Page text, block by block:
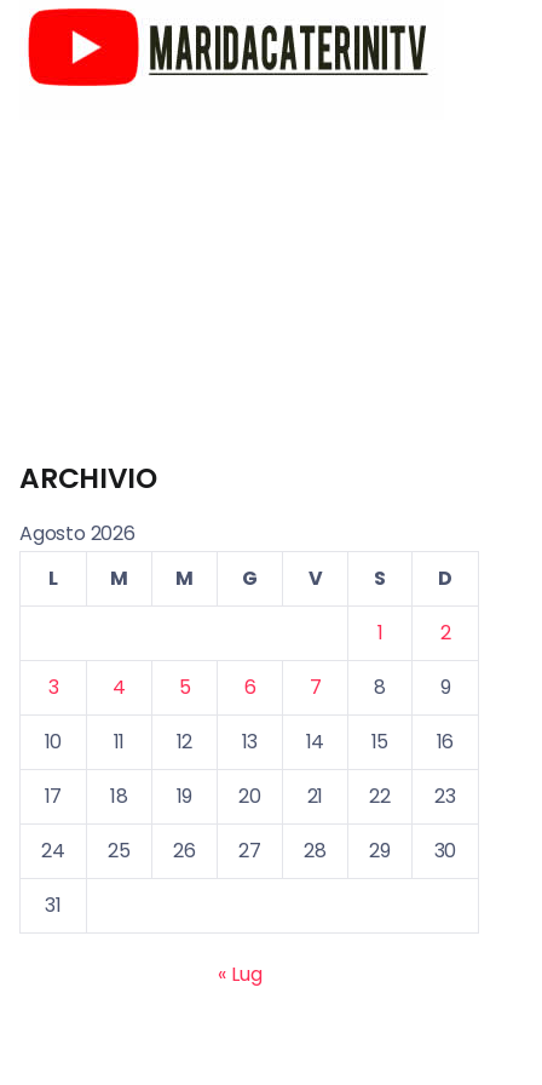
ARCHIVIO
Agosto 2026
L
M M G V S
D
1
2
3
4 5 6 7 8
9
10
11 12 13 14 15
16
17
18 19 20 21 22
23
24
25 26 27 28 29
30
31
« Lug